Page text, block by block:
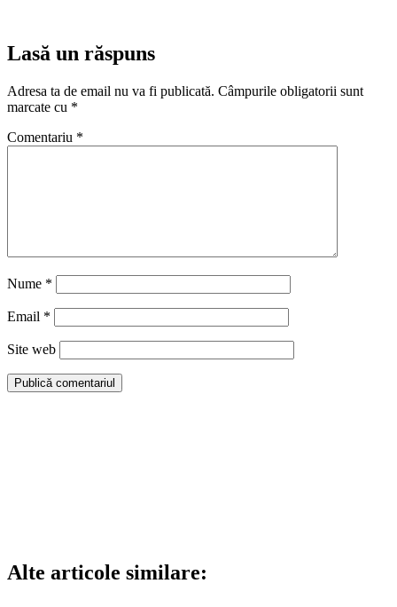
Lasă un răspuns
Adresa ta de email nu va fi publicată. Câmpurile obligatorii sunt
marcate cu *
Comentariu *
Nume *
Email *
Site web
Alte articole similare: